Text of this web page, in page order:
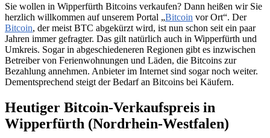
Sie wollen in Wipperfürth Bitcoins verkaufen? Dann heißen wir Sie
herzlich willkommen auf unserem Portal „Bitcoin vor Ort“. Der
Bitcoin, der meist BTC abgekürzt wird, ist nun schon seit ein paar
Jahren immer gefragter. Das gilt natürlich auch in Wipperfürth und
Umkreis. Sogar in abgeschiedeneren Regionen gibt es inzwischen
Betreiber von Ferienwohnungen und Läden, die Bitcoins zur
Bezahlung annehmen. Anbieter im Internet sind sogar noch weiter.
Dementsprechend steigt der Bedarf an Bitcoins bei Käufern.
Heutiger Bitcoin-Verkaufspreis in
Wipperfürth (Nordrhein-Westfalen)